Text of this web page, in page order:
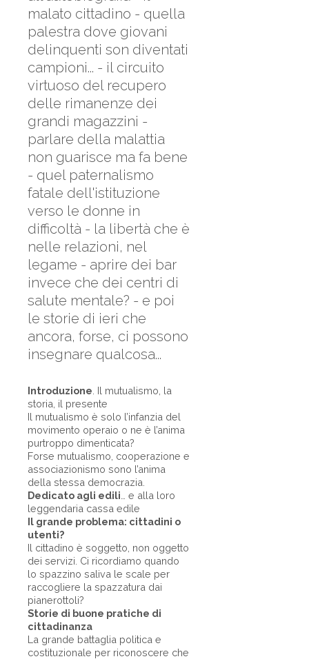
malato cittadino - quella
palestra dove giovani
delinquenti son diventati
campioni... - il circuito
virtuoso del recupero
delle rimanenze dei
grandi magazzini -
parlare della malattia
non guarisce ma fa bene
- quel paternalismo
fatale dell'istituzione
verso le donne in
difficoltà - la libertà che è
nelle relazioni, nel
legame - aprire dei bar
invece che dei centri di
salute mentale? - e poi
le storie di ieri che
ancora, forse, ci possono
insegnare qualcosa...
Introduzione . Il mutualismo, la
storia, il presente
Il mutualismo è solo l’infanzia del
movimento operaio o ne è l’anima
purtroppo dimenticata?
Forse mutualismo, cooperazione e
associazionismo sono l’anima
della stessa democrazia.
Dedicato agli edili … e alla loro
leggendaria cassa edile
Il grande problema: cittadini o
utenti?
Il cittadino è soggetto, non oggetto
dei servizi. Ci ricordiamo quando
lo spazzino saliva le scale per
raccogliere la spazzatura dai
pianerottoli?
Storie di buone pratiche di
cittadinanza
La grande battaglia politica e
costituzionale per riconoscere che